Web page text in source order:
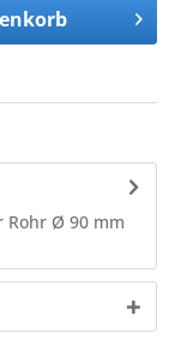
Rohr Ø 90 mm